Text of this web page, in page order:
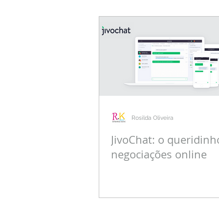
JivoChat: o
negociações online
Rosilda Oliveira